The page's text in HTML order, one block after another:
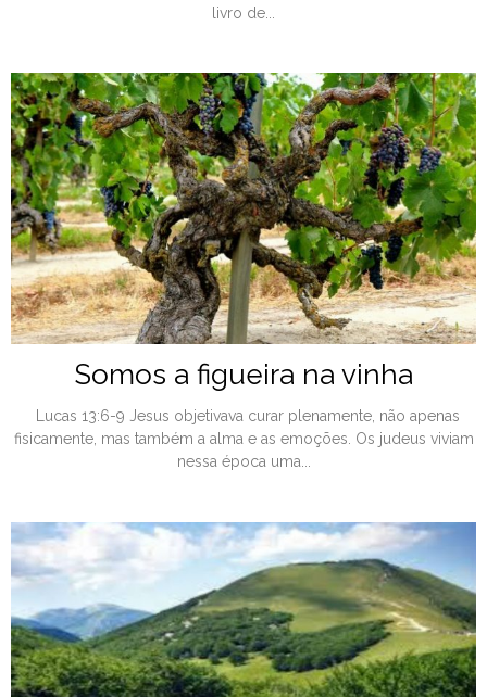
livro de...
Somos a figueira na vinha
Lucas 13:6-9 Jesus objetivava curar plenamente, não apenas
fisicamente, mas também a alma e as emoções. Os judeus viviam
nessa época uma...